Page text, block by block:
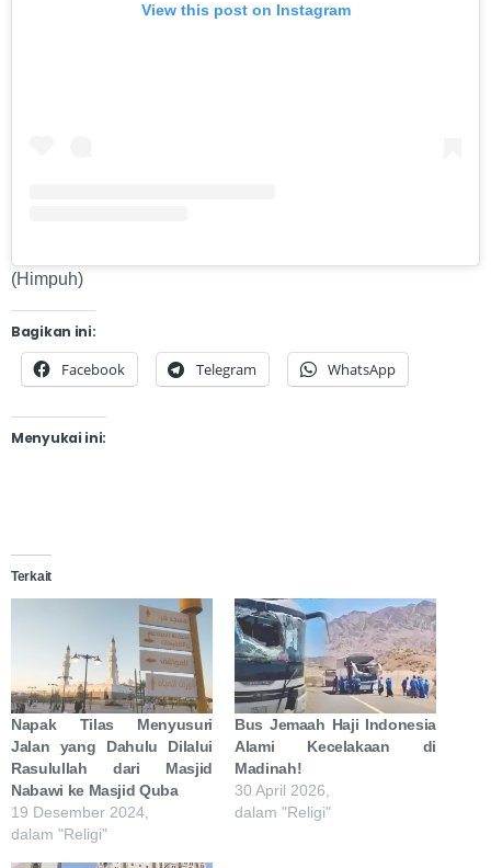
View this post on Instagram
(Himpuh)
Bagikan ini:
Facebook Telegram WhatsApp
Menyukai ini:
Terkait
Napak Tilas Menyusuri
Jalan yang Dahulu Dilalui
Rasulullah dari Masjid
Nabawi ke Masjid Quba
19 Desember 2024,
dalam "Religi"
Bus Jemaah Haji Indonesia
Alami Kecelakaan di
Madinah!
30 April 2026,
dalam "Religi"